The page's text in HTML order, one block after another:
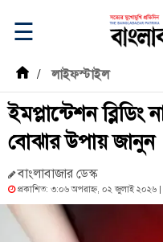
☰
/ লাইফস্টাইল
ইমপ্লান্টেশন ব্লিডিং
বোঝার উপায় জানুন
বাংলাবাজার ডেস্ক
প্রকাশিত: ৩:০৬ অপরাহ্ন, ০২ জুলাই ২০২৬ |